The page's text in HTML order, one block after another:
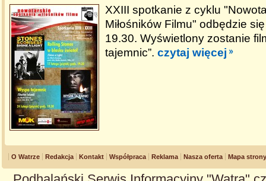
XXIII spotkanie z cyklu
Miłośników Filmu" odbędzie
19.30. Wyświetlony zostanie
tajemnic”. czytaj więcej
O Watrze Redakcja Kontakt Współpraca Reklama Nasza oferta Mapa strony